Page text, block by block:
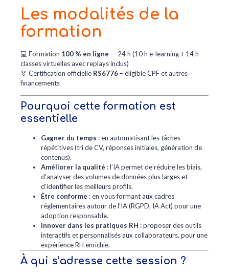
Les modalités de la
formation
💻 Formation 100 % en ligne — 24 h (10 h e-learning + 14 h
classes virtuelles avec replays inclus)
🏅 Certification officielle RS6776 – éligible CPF et autres
financements
Pourquoi cette formation est
essentielle
Gagner du temps : en automatisant les tâches
répétitives (tri de CV, réponses initiales, génération de
contenus).
Améliorer la qualité : l’IA permet de réduire les biais,
d’analyser des volumes de données plus larges et
d’identifier les meilleurs profils.
Être conforme : en vous formant aux cadres
réglementaires autour de l’IA (RGPD, IA Act) pour une
adoption responsable.
Innover dans les pratiques RH : proposer des outils
interactifs et personnalisés aux collaborateurs, pour une
expérience RH enrichie.
À qui s’adresse cette session ?